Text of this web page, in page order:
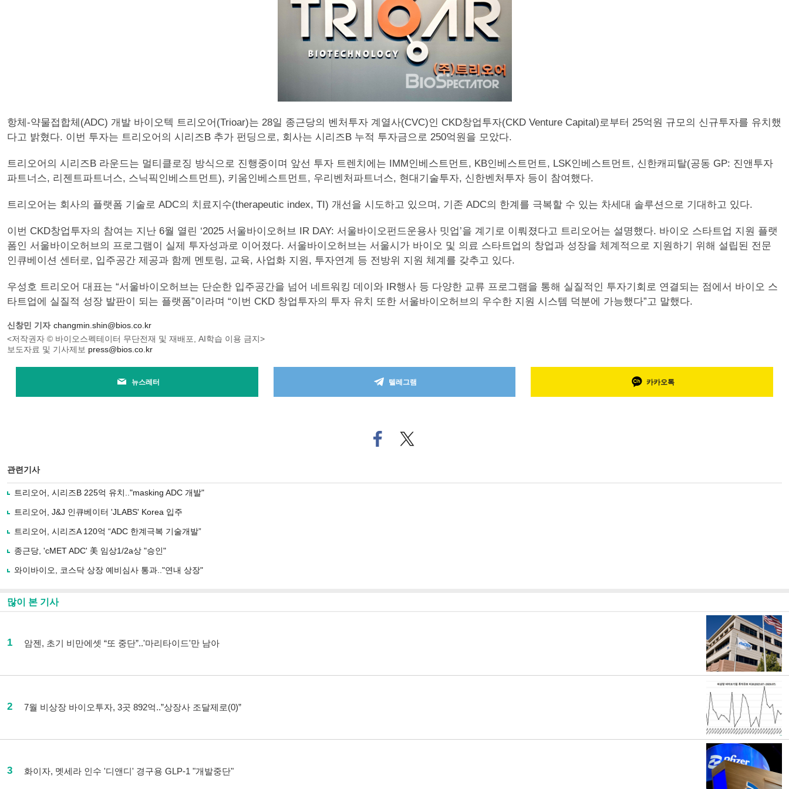
항체-약물접합체(ADC) 개발 바이오텍 트리오어(Trioar)는 28일 종근당의 벤처투자 계열사(CVC)인 CKD창업투자(CKD Venture Capital)로부터 25억원 규모의 신규투자를 유치했
다고 밝혔다. 이번 투자는 트리오어의 시리즈B 추가 펀딩으로, 회사는 시리즈B 누적 투자금으로 250억원을 모았다.
트리오어의 시리즈B 라운드는 멀티클로징 방식으로 진행중이며 앞선 투자 트렌치에는 IMM인베스트먼트, KB인베스트먼트, LSK인베스트먼트, 신한캐피탈(공동 GP: 진앤투자
파트너스, 리젠트파트너스, 스닉픽인베스트먼트), 키움인베스트먼트, 우리벤처파트너스, 현대기술투자, 신한벤처투자 등이 참여했다.
트리오어는 회사의 플랫폼 기술로 ADC의 치료지수(therapeutic index, TI) 개선을 시도하고 있으며, 기존 ADC의 한계를 극복할 수 있는 차세대 솔루션으로 기대하고 있다.
이번 CKD창업투자의 참여는 지난 6월 열린 ‘2025 서울바이오허브 IR DAY: 서울바이오펀드운용사 밋업’을 계기로 이뤄졌다고 트리오어는 설명했다. 바이오 스타트업 지원 플랫
폼인 서울바이오허브의 프로그램이 실제 투자성과로 이어졌다. 서울바이오허브는 서울시가 바이오 및 의료 스타트업의 창업과 성장을 체계적으로 지원하기 위해 설립된 전문
인큐베이션 센터로, 입주공간 제공과 함께 멘토링, 교육, 사업화 지원, 투자연계 등 전방위 지원 체계를 갖추고 있다.
우성호 트리오어 대표는 “서울바이오허브는 단순한 입주공간을 넘어 네트워킹 데이와 IR행사 등 다양한 교류 프로그램을 통해 실질적인 투자기회로 연결되는 점에서 바이오 스
타트업에 실질적 성장 발판이 되는 플랫폼”이라며 “이번 CKD 창업투자의 투자 유치 또한 서울바이오허브의 우수한 지원 시스템 덕분에 가능했다”고 말했다.
신창민 기자 changmin.shin@bios.co.kr
<저작권자 © 바이오스펙테이터 무단전재 및 재배포, AI학습 이용 금지>
보도자료 및 기사제보 press@bios.co.kr
뉴스레터 텔레그램 카카오톡
페
이
트위
터로
관련기사
트리오어, 시리즈B 225억 유치.."masking ADC 개발"
트리오어, J&J 인큐베이터 'JLABS' Korea 입주
트리오어, 시리즈A 120억 “ADC 한계극복 기술개발”
종근당, 'cMET ADC' 美 임상1/2a상 "승인"
와이바이오, 코스닥 상장 예비심사 통과.."연내 상장"
많이 본 기사
1 암젠, 초기 비만에셋 “또 중단”..'마리타이드'만 남아
2 7월 비상장 바이오투자, 3곳 892억..”상장사 조달제로(0)”
3 화이자, 멧세라 인수 '디앤디' 경구용 GLP-1 "개발중단"